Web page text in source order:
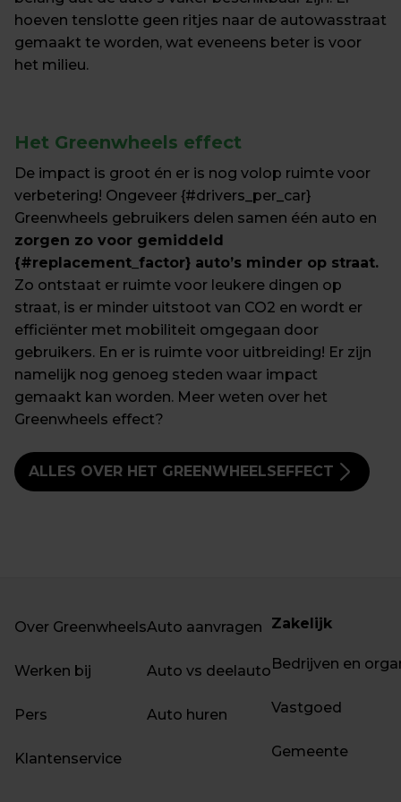
hoeven tenslotte geen ritjes naar de autowasstraat
gemaakt te worden, wat eveneens beter is voor
het milieu.
Het Greenwheels effect
De impact is groot én er is nog volop ruimte voor
verbetering! Ongeveer {#drivers_per_car}
zorgen zo voor gemiddeld
{#replacement_factor} auto’s minder op straat.
Zo ontstaat er ruimte voor leukere dingen op
straat, is er minder uitstoot van CO2 en wordt er
efficiënter met mobiliteit omgegaan door
gebruikers. En er is ruimte voor uitbreiding! Er zijn
namelijk nog genoeg steden waar impact
gemaakt kan worden. Meer weten over het
Greenwheels effect?
ALLES OVER HET GREENWHEELSEFFECT
Over Greenwheels
Werken bij
Pers
Klantenservice
Auto aanvragen
Auto vs deelauto
Auto huren
Zakelijk
Bedrijven en
Vastgoed
Gemeente